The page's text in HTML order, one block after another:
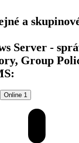
a
Server -
Group
Online 1